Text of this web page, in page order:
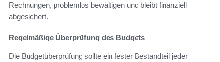
Rechnungen, problemlos bewältigen und bleibt finanziell
abgesichert.
Regelmäßige Überprüfung des Budgets
Die Budgetüberprüfung sollte ein fester Bestandteil jeder